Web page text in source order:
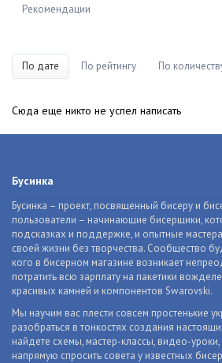
Рекомендации
По дате По рейтингу По
Сюда еще никто не успел написать
Бусинка
Бусинка – проект, посвященный бисеру и
пользователи – начинающие бисерщики,
подсказках и поддержке, и опытные
своей жизни без творчества. Сообщество
кого в бисерном магазине возникает
потратить всю зарплату на пакетики
красивых камней и компонентов Swarovski.
Мы научим вас плести совсем простенькие
разобраться в тонкостях создания
найдете схемы, мастер-классы, видео-
напрямую спросить совета у известных